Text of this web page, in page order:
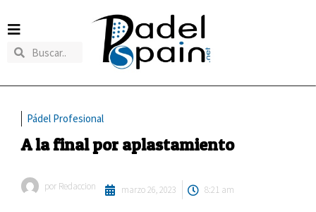
Pádel Profesional
A la final por aplastamiento
por Redaccion marzo 26, 2023 8:21 am